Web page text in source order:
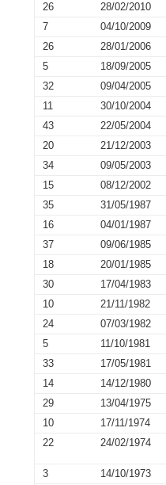
26
28/02/2010
7
04/10/2009
26
28/01/2006
5
18/09/2005
32
09/04/2005
11
30/10/2004
43
22/05/2004
20
21/12/2003
34
09/05/2003
15
08/12/2002
35
31/05/1987
16
04/01/1987
37
09/06/1985
18
20/01/1985
30
17/04/1983
10
21/11/1982
24
07/03/1982
5
11/10/1981
33
17/05/1981
14
14/12/1980
29
13/04/1975
10
17/11/1974
22
24/02/1974
3 14/10/1973